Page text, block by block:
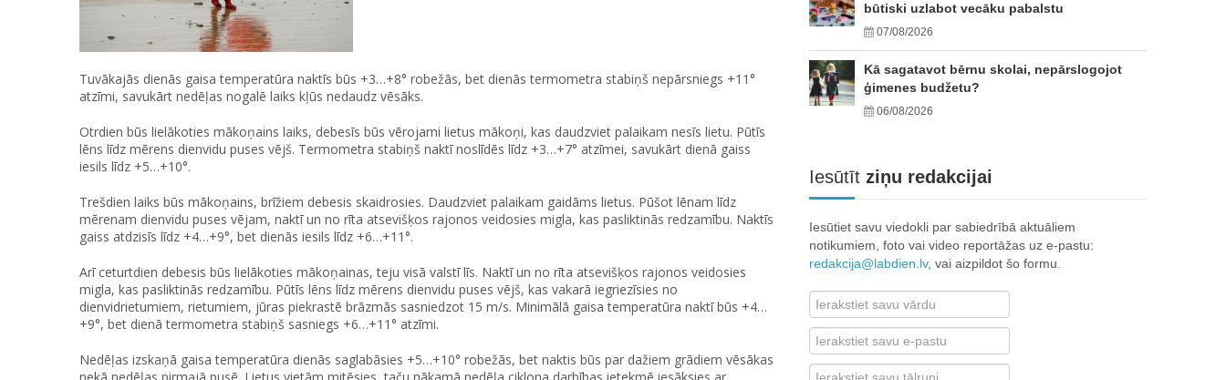
Tuvākajās dienās gaisa temperatūra naktīs būs +3…+8° robežās, bet dienās termometra stabiņš nepārsniegs +11°
atzīmi, savukārt nedēļas nogalē laiks kļūs nedaudz vēsāks.
Otrdien būs lielākoties mākoņains laiks, debesīs būs vērojami lietus mākoņi, kas daudzviet palaikam nesīs lietu. Pūtīs
lēns līdz mērens dienvidu puses vējš. Termometra stabiņš naktī noslīdēs līdz +3…+7° atzīmei, savukārt dienā gaiss
iesils līdz +5…+10°.
Trešdien laiks būs mākoņains, brīžiem debesis skaidrosies. Daudzviet palaikam gaidāms lietus. Pūšot lēnam līdz
mērenam dienvidu puses vējam, naktī un no rīta atsevišķos rajonos veidosies migla, kas pasliktinās redzamību. Naktīs
gaiss atdzisīs līdz +4…+9°, bet dienās iesils līdz +6…+11°.
Arī ceturtdien debesis būs lielākoties mākoņainas, teju visā valstī līs. Naktī un no rīta atsevišķos rajonos veidosies
migla, kas pasliktinās redzamību. Pūtīs lēns līdz mērens dienvidu puses vējš, kas vakarā iegriezīsies no
dienvidrietumiem, rietumiem, jūras piekrastē brāzmās sasniedzot 15 m/s. Minimālā gaisa temperatūra naktī būs +4…
+9°, bet dienā termometra stabiņš sasniegs +6…+11° atzīmi.
Nedēļas izskaņā gaisa temperatūra dienās saglabāsies +5…+10° robežās, bet naktis būs par dažiem grādiem vēsākas
būtiski uzlabot vecāku pabalstu
07/08/2026
Kā sagatavot bērnu skolai, nepārslogojot
ģimenes budžetu?
06/08/2026
Iesūtīt ziņu redakcijai
Iesūtiet savu viedokli par sabiedrībā aktuāliem
notikumiem, foto vai video reportāžas uz e-pastu:
redakcija@labdien.lv, vai aizpildot šo formu.